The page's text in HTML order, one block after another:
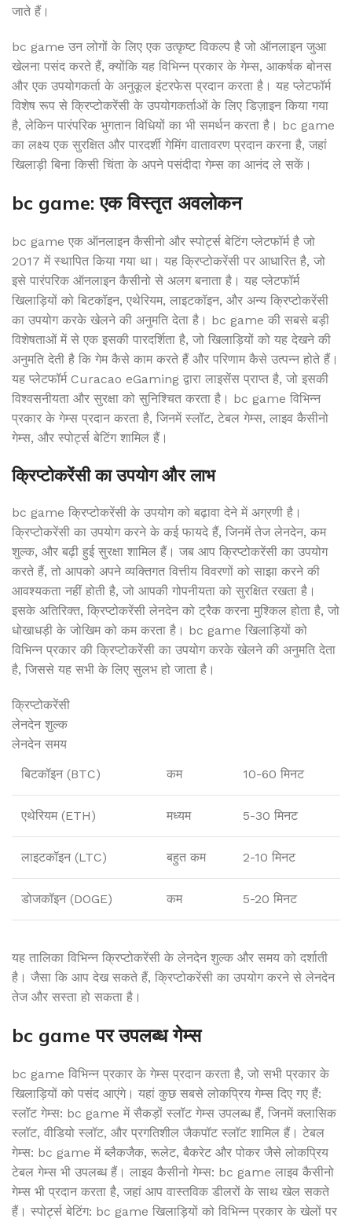
जाते हैं।
bc game उन लोगों के लिए एक उत्कृष्ट विकल्प है जो ऑनलाइन जुआ
खेलना पसंद करते हैं, क्योंकि यह विभिन्न प्रकार के गेम्स, आकर्षक बोनस
और एक उपयोगकर्ता के अनुकूल इंटरफेस प्रदान करता है। यह प्लेटफॉर्म
विशेष रूप से क्रिप्टोकरेंसी के उपयोगकर्ताओं के लिए डिज़ाइन किया गया
है, लेकिन पारंपरिक भुगतान विधियों का भी समर्थन करता है। bc game
का लक्ष्य एक सुरक्षित और पारदर्शी गेमिंग वातावरण प्रदान करना है, जहां
खिलाड़ी बिना किसी चिंता के अपने पसंदीदा गेम्स का आनंद ले सकें।
bc game: एक विस्तृत अवलोकन
bc game एक ऑनलाइन कैसीनो और स्पोर्ट्स बेटिंग प्लेटफॉर्म है जो
2017 में स्थापित किया गया था। यह क्रिप्टोकरेंसी पर आधारित है, जो
इसे पारंपरिक ऑनलाइन कैसीनो से अलग बनाता है। यह प्लेटफॉर्म
खिलाड़ियों को बिटकॉइन, एथेरियम, लाइटकॉइन, और अन्य क्रिप्टोकरेंसी
का उपयोग करके खेलने की अनुमति देता है। bc game की सबसे बड़ी
विशेषताओं में से एक इसकी पारदर्शिता है, जो खिलाड़ियों को यह देखने की
अनुमति देती है कि गेम कैसे काम करते हैं और परिणाम कैसे उत्पन्न होते हैं।
यह प्लेटफॉर्म Curacao eGaming द्वारा लाइसेंस प्राप्त है, जो इसकी
विश्वसनीयता और सुरक्षा को सुनिश्चित करता है। bc game विभिन्न
प्रकार के गेम्स प्रदान करता है, जिनमें स्लॉट, टेबल गेम्स, लाइव कैसीनो
गेम्स, और स्पोर्ट्स बेटिंग शामिल हैं।
क्रिप्टोकरेंसी का उपयोग और लाभ
bc game क्रिप्टोकरेंसी के उपयोग को बढ़ावा देने में अग्रणी है।
क्रिप्टोकरेंसी का उपयोग करने के कई फायदे हैं, जिनमें तेज लेनदेन, कम
शुल्क, और बढ़ी हुई सुरक्षा शामिल हैं। जब आप क्रिप्टोकरेंसी का उपयोग
करते हैं, तो आपको अपने व्यक्तिगत वित्तीय विवरणों को साझा करने की
आवश्यकता नहीं होती है, जो आपकी गोपनीयता को सुरक्षित रखता है।
इसके अतिरिक्त, क्रिप्टोकरेंसी लेनदेन को ट्रैक करना मुश्किल होता है, जो
धोखाधड़ी के जोखिम को कम करता है। bc game खिलाड़ियों को
विभिन्न प्रकार की क्रिप्टोकरेंसी का उपयोग करके खेलने की अनुमति देता
है, जिससे यह सभी के लिए सुलभ हो जाता है।
क्रिप्टोकरेंसी
लेनदेन शुल्क
लेनदेन समय
बिटकॉइन (BTC)
कम 10-60 मिनट
एथेरियम (ETH) मध्यम 5-30 मिनट
लाइटकॉइन (LTC) बहुत कम 2-10 मिनट
डोजकॉइन (DOGE) कम 5-20 मिनट
यह तालिका विभिन्न क्रिप्टोकरेंसी के लेनदेन शुल्क और समय को दर्शाती
है। जैसा कि आप देख सकते हैं, क्रिप्टोकरेंसी का उपयोग करने से लेनदेन
तेज और सस्ता हो सकता है।
bc game पर उपलब्ध गेम्स
bc game विभिन्न प्रकार के गेम्स प्रदान करता है, जो सभी प्रकार के
खिलाड़ियों को पसंद आएंगे। यहां कुछ सबसे लोकप्रिय गेम्स दिए गए हैं:
स्लॉट गेम्स: bc game में सैकड़ों स्लॉट गेम्स उपलब्ध हैं, जिनमें क्लासिक
स्लॉट, वीडियो स्लॉट, और प्रगतिशील जैकपॉट स्लॉट शामिल हैं। टेबल
गेम्स: bc game में ब्लैकजैक, रूलेट, बैकरेट और पोकर जैसे लोकप्रिय
टेबल गेम्स भी उपलब्ध हैं। लाइव कैसीनो गेम्स: bc game लाइव कैसीनो
गेम्स भी प्रदान करता है, जहां आप वास्तविक डीलरों के साथ खेल सकते
हैं। स्पोर्ट्स बेटिंग: bc game खिलाड़ियों को विभिन्न प्रकार के खेलों पर